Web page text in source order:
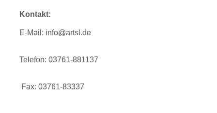
Kontakt:
E-Mail: info@artsl.de
Telefon: 03761-881137
Fax: 03761-83337